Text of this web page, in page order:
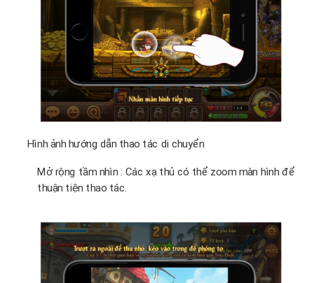
Hình ảnh hướng dẫn thao tác di chuyển
Mở rộng tầm nhìn : Các xạ thủ có thể zoom màn hình để
thuận tiện thao tác.